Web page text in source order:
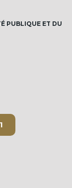
PUBLIQUE ET DU